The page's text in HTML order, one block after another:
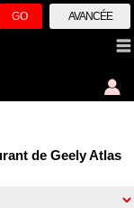
GO AVANCÉE
de Geely Atlas